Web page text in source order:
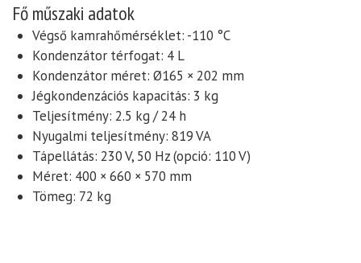
Fő műszaki adatok
Végső kamrahőmérséklet: -110 °C
Kondenzátor térfogat: 4 L
Kondenzátor méret:Ø165 × 202 mm
Jégkondenzációs kapacitás: 3 kg
Teljesítmény:2.5 kg / 24 h
Nyugalmi teljesítmény:819 VA
Tápellátás:230 V, 50 Hz (opció: 110 V)
Méret: 400 × 660 × 570 mm
Tömeg: 72 kg